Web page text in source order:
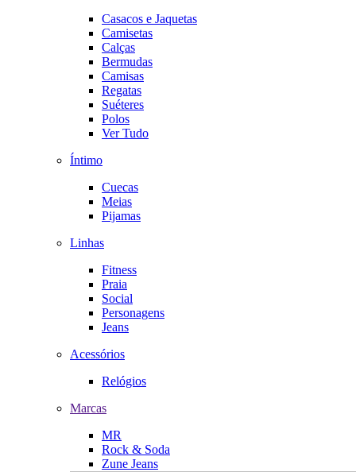
Casacos e Jaquetas
Camisetas
Calças
Bermudas
Camisas
Regatas
Suéteres
Polos
Ver Tudo
Íntimo
Cuecas
Meias
Pijamas
Linhas
Fitness
Praia
Social
Personagens
Jeans
Acessórios
Relógios
Marcas
MR
Rock & Soda
Zune Jeans